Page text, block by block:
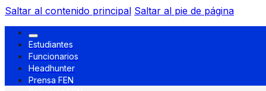
Saltar al contenido principal Saltar al pie de página
Estudiantes
Funcionarios
Headhunter
Prensa FEN